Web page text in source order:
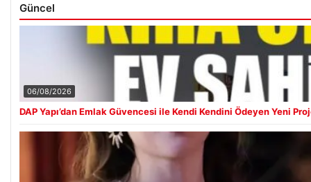
Güncel
06/08/2026
DAP Yapı’dan Emlak Güvencesi ile Kendi Kendini Ödeyen Yeni